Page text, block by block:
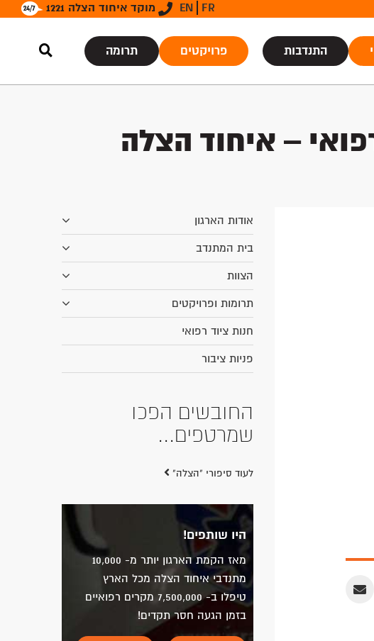
מוקד איחוד הצלה 1221 EN FR
התנדבות פרויקטים תרומה
– איחוד הצלה
Share
אודות הארגון
בית המתנדב
הצוות
תרומות ופרויקטים
חנות ציוד רפואי
פניות ציבור
החובשים הפכו
שמרטפים...
לעוד סיפורי "הצלה"
היו שותפים!
מאז הקמת הארגון יותר מ- 10,000
מתנדבי איחוד הצלה מכל הארץ
טיפלו ב- 7,500,000 מקרים רפואיים
בזמן הגעה חסר תקדים!